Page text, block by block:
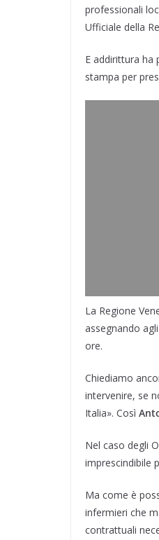
professionali
Ufficiale della
E addirittura ha
stampa per
La Regione
assegnando
ore.
Chiediamo
intervenire, se
Italia». Così
Nel caso degli
imprescindibile
Ma come è
infermieri che
contrattuali